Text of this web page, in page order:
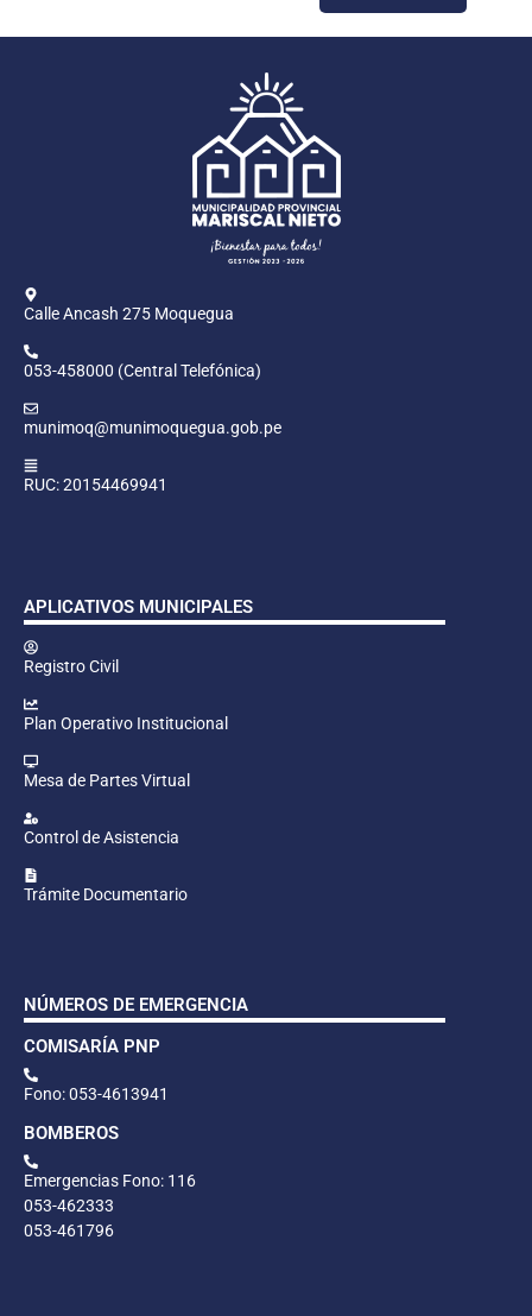
Calle Ancash 275 Moquegua
053-458000 (Central Telefónica)
munimoq@munimoquegua.gob.pe
RUC: 20154469941
APLICATIVOS MUNICIPALES
Registro Civil
Plan Operativo Institucional
Mesa de Partes Virtual
Control de Asistencia
Trámite Documentario
NÚMEROS DE EMERGENCIA
COMISARÍA PNP
Fono: 053-4613941
BOMBEROS
Emergencias Fono: 116
053-462333
053-461796